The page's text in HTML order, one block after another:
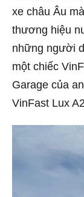
xe châu Âu
thương hiệu
những người
một chiếc
Garage của
VinFast Lux